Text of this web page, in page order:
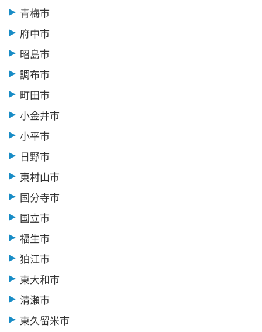
青梅市
府中市
昭島市
調布市
町田市
小金井市
小平市
日野市
東村山市
国分寺市
国立市
福生市
狛江市
東大和市
清瀬市
東久留米市